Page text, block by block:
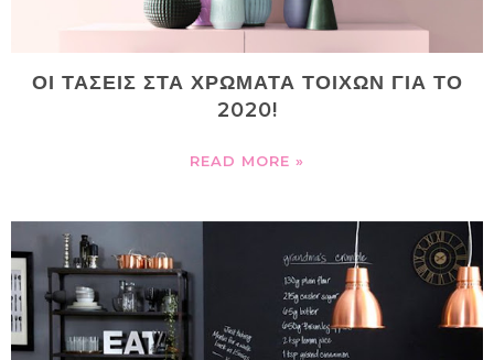
ΟΙ ΤΑΣΕΙΣ ΣΤΑ ΧΡΩΜΑΤΑ ΤΟΙΧΩΝ ΓΙΑ ΤΟ
2020!
READ MORE »